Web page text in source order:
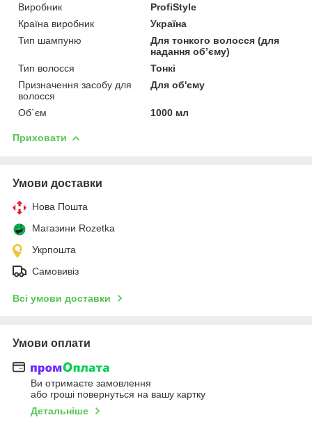
Виробник
ProfiStyle
Країна виробник
Україна
Тип шампуню
Для тонкого волосся (для
надання обʼєму)
Тип волосся
Тонкі
Призначення засобу для
волосся
Для об'єму
Об`єм 1000 мл
Приховати
Умови доставки
Нова Пошта
Магазини Rozetka
Укрпошта
Самовивіз
Всі умови доставки
Умови оплати
Ви отримаєте замовлення
або гроші повернуться на вашу картку
Детальніше